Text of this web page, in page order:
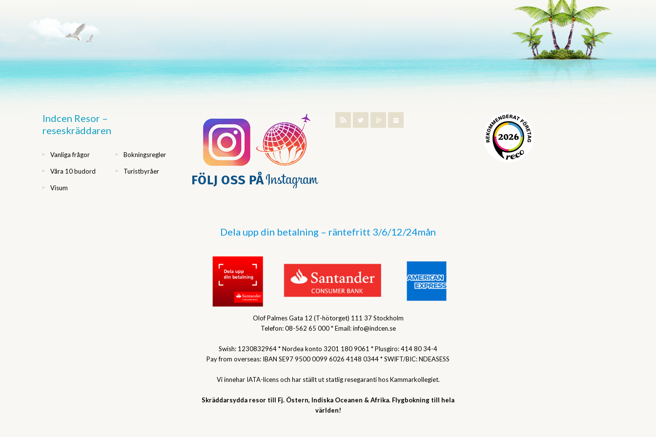
Indcen Resor –
reseskräddaren
Vanliga frågor Bokningsregler
Våra 10 budord Turistbyråer
Visum
Dela upp din betalning – räntefritt 3/6/12/24mån
Olof Palmes Gata 12 (T-hötorget) 111 37 Stockholm
Telefon: 08-562 65 000 * Email: info@indcen.se
Swish: 1230832964 * Nordea konto 3201 180 9061 * Plusgiro: 414 80 34-4
Pay from overseas: IBAN SE97 9500 0099 6026 4148 0344 * SWIFT/BIC: NDEASESS
Vi innehar IATA-licens och har ställt ut statlig resegaranti hos Kammarkollegiet.
Skräddarsydda resor till Fj. Östern, Indiska Oceanen & Afrika. Flygbokning till hela
världen!